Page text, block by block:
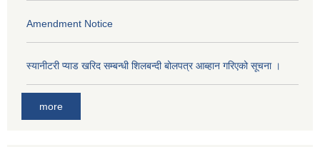
Amendment Notice
स्यानीटरी प्याड खरिद सम्बन्धी शिलबन्दी बोलपत्र आब्हान गरिएको सूचना ।
more